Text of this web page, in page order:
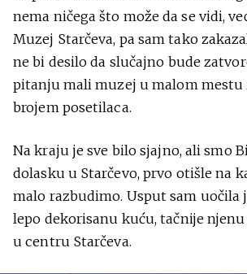
nema ničega što može da se vidi,
Muzej Starčeva, pa sam tako
ne bi desilo da slučajno bude
pitanju mali muzej u malom mestu
brojem posetilaca.
Na kraju je sve bilo sjajno, ali smo
dolasku u Starčevo, prvo otišle na
malo razbudimo. Usput sam uočila
lepo dekorisanu kuću, tačnije
u centru Starčeva.